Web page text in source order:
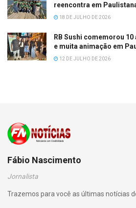
reencontra em
18 DE JULHO DE 2026
RB Sushi comemorou
e muita animação em
12 DE JULHO DE 2026
Fábio Nascimento
Jornalista
Trazemos para você as últimas notícias